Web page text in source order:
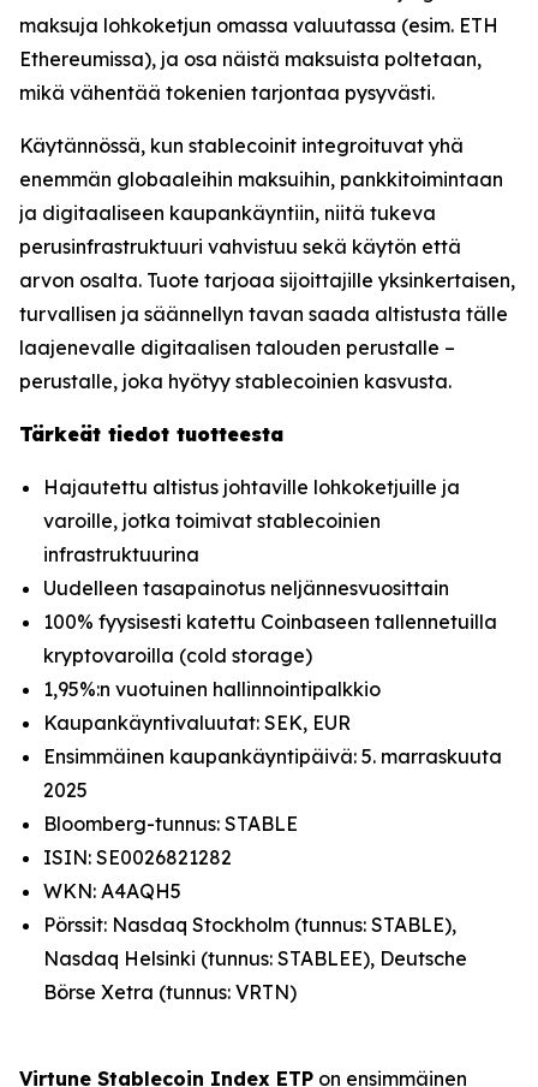
maksuja lohkoketjun omassa valuutassa (esim. ETH
Ethereumissa), ja osa näistä maksuista poltetaan,
mikä vähentää tokenien tarjontaa pysyvästi.
Käytännössä, kun stablecoinit integroituvat yhä
enemmän globaaleihin maksuihin, pankkitoimintaan
ja digitaaliseen kaupankäyntiin, niitä tukeva
perusinfrastruktuuri vahvistuu sekä käytön että
arvon osalta. Tuote tarjoaa sijoittajille yksinkertaisen,
turvallisen ja säännellyn tavan saada altistusta tälle
laajenevalle digitaalisen talouden perustalle –
perustalle, joka hyötyy stablecoinien kasvusta.
Tärkeät tiedot tuotteesta
Hajautettu altistus johtaville lohkoketjuille ja
varoille, jotka toimivat stablecoinien
infrastruktuurina
Uudelleen tasapainotus neljännesvuosittain
100% fyysisesti katettu Coinbaseen tallennetuilla
kryptovaroilla (cold storage)
1,95%:n vuotuinen hallinnointipalkkio
Kaupankäyntivaluutat: SEK, EUR
Ensimmäinen kaupankäyntipäivä: 5. marraskuuta
2025
Bloomberg-tunnus: STABLE
ISIN: SE0026821282
WKN: A4AQH5
Pörssit: Nasdaq Stockholm (tunnus: STABLE),
Nasdaq Helsinki (tunnus: STABLEE), Deutsche
Börse Xetra (tunnus: VRTN)
Virtune Stablecoin Index ETP on ensimmäinen